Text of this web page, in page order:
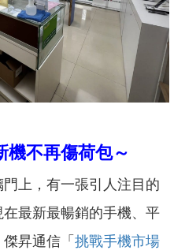
機不再傷荷包～
上，有一張引人注目的
最新最暢銷的手機、平
昇通信「 挑戰手機市場